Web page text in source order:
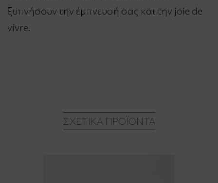
ξυπνήσουν την έμπνευσή σας και την joie de
vivre.
ΣΧΕΤΙΚΆ ΠΡΟΪΌΝΤΑ